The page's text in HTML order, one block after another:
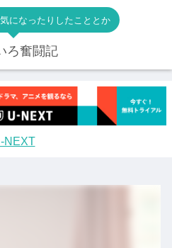
になったりしたこととか
ろ奮闘記
NEXT